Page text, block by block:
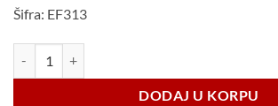
Šifra: EF313
DODAJ U KORPU